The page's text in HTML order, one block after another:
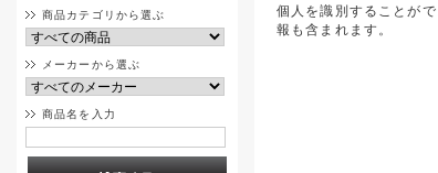
商品カテゴリから選ぶ
メーカーから選ぶ
商品名を入力
個人を識別することが
報も含まれます。